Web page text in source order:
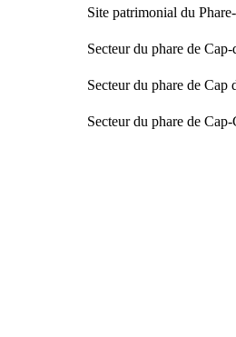
Site patrimonial du
Secteur du phare de Cap-
Secteur du phare de Cap
Secteur du phare de Cap-